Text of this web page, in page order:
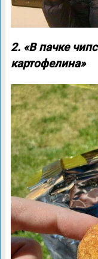
2. «В пачке
картофелина»